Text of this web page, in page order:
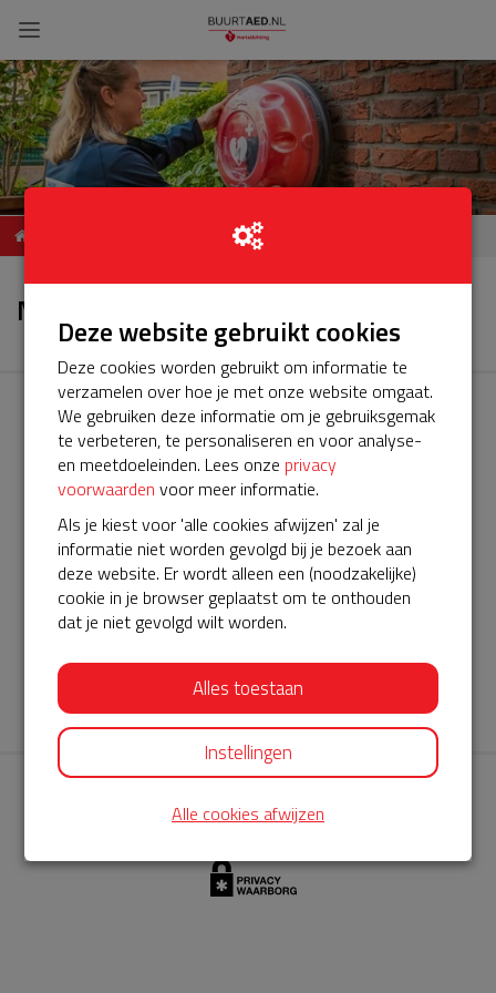
Nieuws
AED360-ProCardio
ServiceBuurtAED wordt aangeboden door de Hartstichting en
AED360-ProCardio. Net als bij BuurtAED is AED360-ProCardio
de leverancier van het servicepakket en ontzorgen zij jou de
komende jaren. AED360-ProCardio is gespecialiseerd in de
levering en het onderhoud van Philips AED’s.
Deze website gebruikt cookies
Deze cookies worden gebruikt om informatie te
verzamelen over hoe je met onze website omgaat.
We gebruiken deze informatie om je gebruiksgemak
te verbeteren, te personaliseren en voor analyse-
en meetdoeleinden. Lees onze privacy
voorwaarden voor meer informatie.
Als je kiest voor 'alle cookies afwijzen' zal je
informatie niet worden gevolgd bij je bezoek aan
deze website. Er wordt alleen een (noodzakelijke)
cookie in je browser geplaatst om te onthouden
dat je niet gevolgd wilt worden.
Alles toestaan
Instellingen
Alle cookies afwijzen